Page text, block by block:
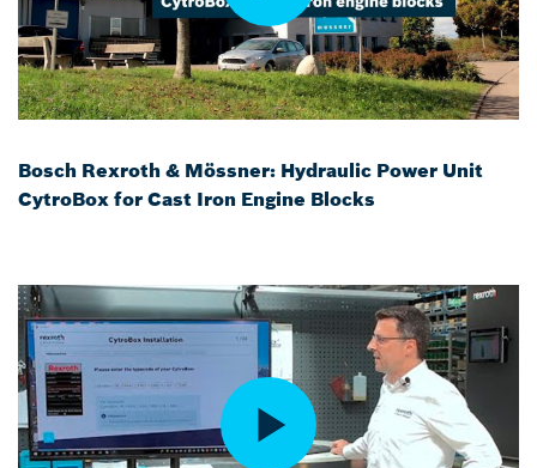
Bosch Rexroth & Mössner: Hydraulic Power Unit
CytroBox for Cast Iron Engine Blocks